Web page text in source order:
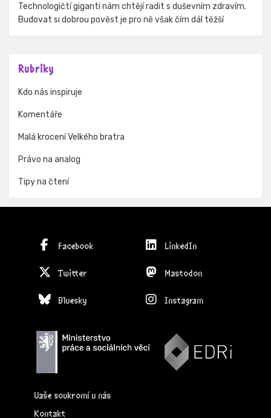
Technologičtí giganti nám chtějí radit s duševním zdravím.
Budovat si dobrou pověst je pro ně však čím dál těžší
Rubriky
Kdo nás inspiruje
Komentáře
Malá krocení Velkého bratra
Právo na analog
Tipy na čtení
Facebook LinkedIn
Twitter Mastodon
Bluesky Instagram
Vaše soukromí u nás
Kontakt